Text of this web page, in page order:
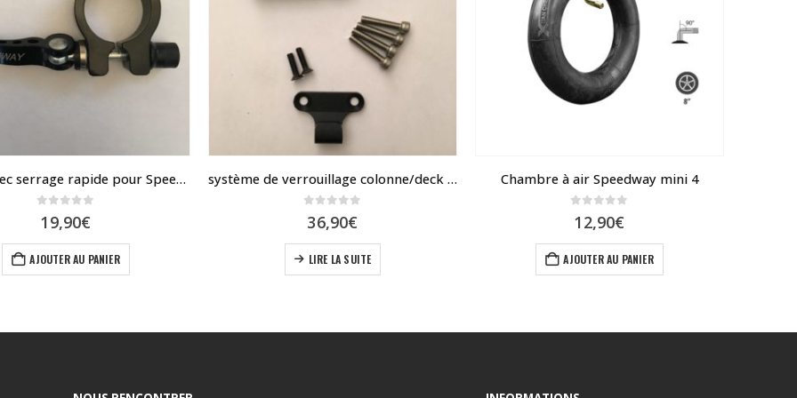
Collier avec serrage rapide pour Speedway mini 4
19,90€
AJOUTER AU PANIER
système de verrouillage colonne/deck Dualtron
36,90€
LIRE LA SUITE
Chambre à air Speedway mini 4
12,90€
AJOUTER AU PANIER